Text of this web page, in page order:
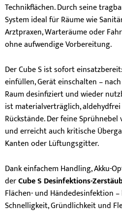
Technikflächen. Durch seine
System ideal für Räume wie
Arztpraxen, Warteräume oder
ohne aufwendige Vorbereitung.
Der Cube S ist sofort
einfüllen, Gerät einschalten –
Raum desinfiziert und wieder
ist materialverträglich,
Rückstände. Der feine
und erreicht auch kritische
Kanten oder Lüftungsgitter.
Dank einfachem Handling, Akku-
derCube S Desinfektions-
Flächen- und Händedesinfektion
Schnelligkeit, Gründlichkeit und